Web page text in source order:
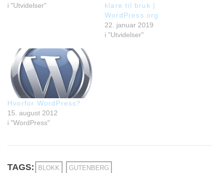
i "Utvidelser"
klare til bruk |
WordPress.org
22. januar 2019
i "Utvidelser"
Hvorfor WordPress?
15. august 2012
i "WordPress"
TAGS: BLOKK GUTENBERG